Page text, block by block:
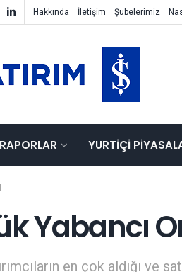
Hakkında İletişim Şubelerimiz
YURTIÇI
Yabancı
en çok aldığı ve